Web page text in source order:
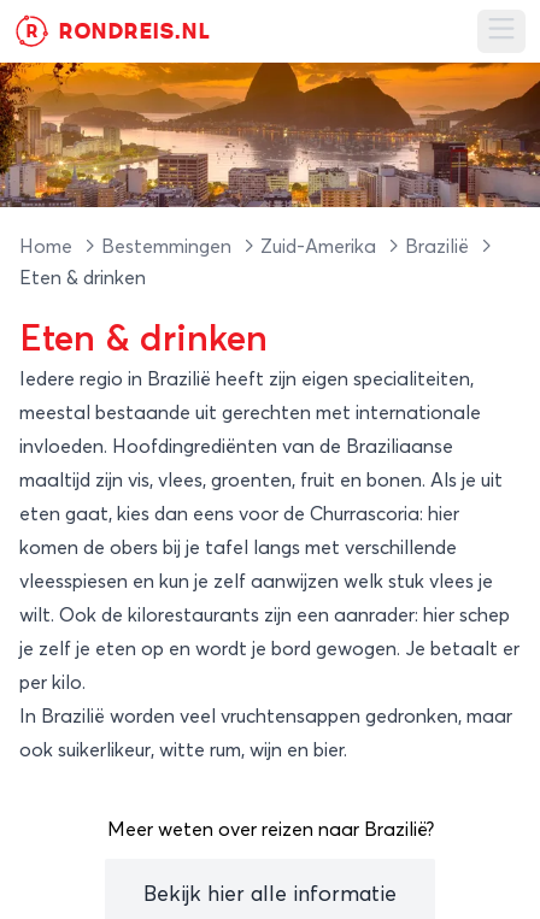
R RONDREIS.NL
Home Bestemmingen Zuid-Amerika
Brazilië
Eten & drinken
Eten & drinken
Iedere regio in Brazilië heeft zijn eigen specialiteiten,
meestal bestaande uit gerechten met internationale
invloeden. Hoofdingrediënten van de Braziliaanse
maaltijd zijn vis, vlees, groenten, fruit en bonen. Als je uit
eten gaat, kies dan eens voor de Churrascoria: hier
komen de obers bij je tafel langs met verschillende
vleesspiesen en kun je zelf aanwijzen welk stuk vlees je
wilt. Ook de kilorestaurants zijn een aanrader: hier schep
je zelf je eten op en wordt je bord gewogen. Je betaalt er
per kilo.
In Brazilië worden veel vruchtensappen gedronken, maar
ook suikerlikeur, witte rum, wijn en bier.
Meer weten over reizen naar Brazilië?
Bekijk hier alle informatie